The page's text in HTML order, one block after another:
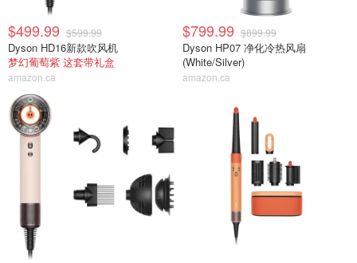
$499.99 $599.99
Dyson HD16新款吹风机
梦幻葡萄紫 这套带礼盒
amazon.ca
$799.99 $899.99
Dyson HP07 净化冷热风扇
(White/Silver)
amazon.ca